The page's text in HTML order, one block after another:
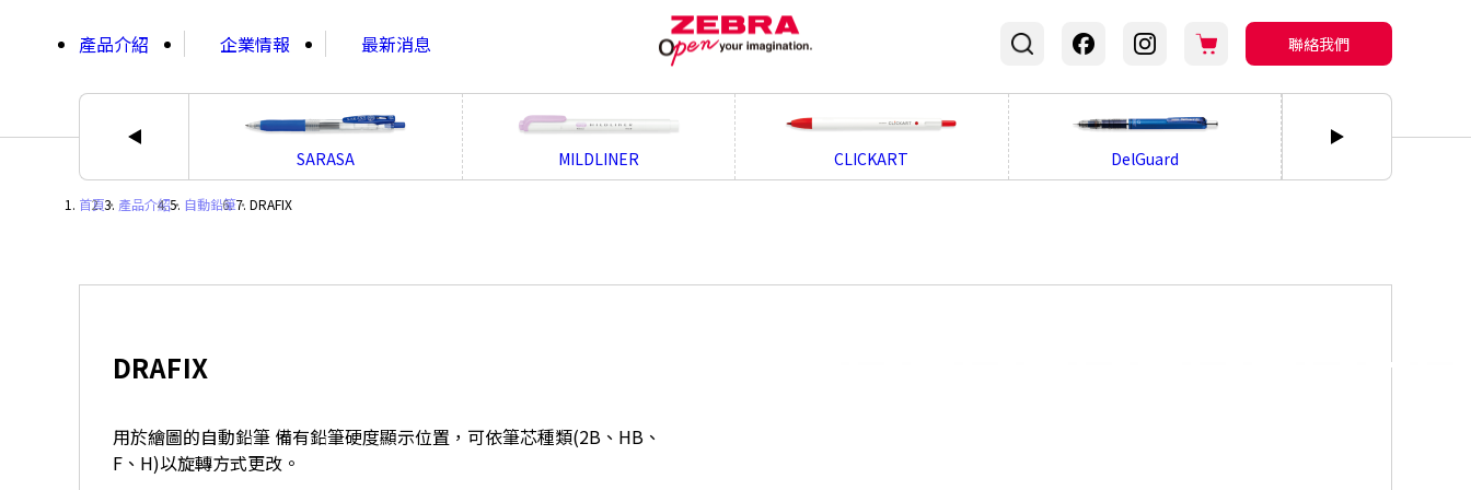
產品介紹
企業情報 最新消息 聯絡我們
SARASA MILDLINER CLICKART DelGuard
首頁・ 產品介紹・ 自動鉛筆・ DRAFIX
DRAFIX
用於繪圖的自動鉛筆 備有鉛筆硬度顯示位置，可依筆芯種類(2B、HB、
F、H)以旋轉方式更改。